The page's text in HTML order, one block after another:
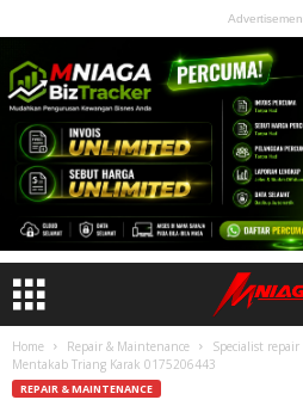
Home Repair & Maintenance
Specialist
Mentakab Triang Karak 0175206443
REPAIR & MAINTENANCE